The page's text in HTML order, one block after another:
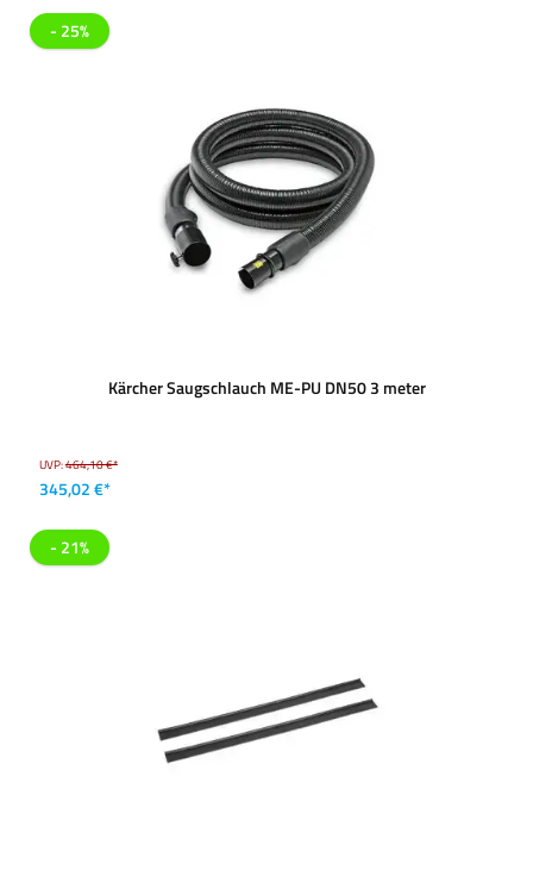
- 25%
Kärcher Saugschlauch ME-PU DN50 3 meter
UVP:464,10 €*
345,02 €*
- 21%